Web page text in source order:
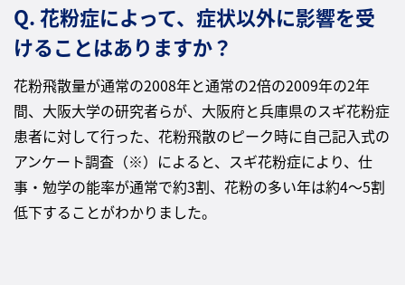
Q. 花粉症によって、症状以外に影響を受
けることはありますか？
花粉飛散量が通常の2008年と通常の2倍の2009年の2年
間、大阪大学の研究者らが、大阪府と兵庫県のスギ花粉症
患者に対して行った、花粉飛散のピーク時に自己記入式の
アンケート調査（※）によると、スギ花粉症により、仕
事・勉学の能率が通常で約3割、花粉の多い年は約4～5割
低下することがわかりました。